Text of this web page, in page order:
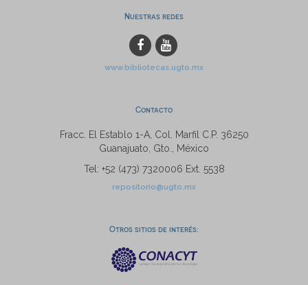
Nuestras redes
www.bibliotecas.ugto.mx
Contacto
Fracc. El Establo 1-A, Col. Marfil C.P. 36250
Guanajuato, Gto., México
Tel: +52 (473) 7320006 Ext. 5538
repositorio@ugto.mx
Otros sitios de interés: